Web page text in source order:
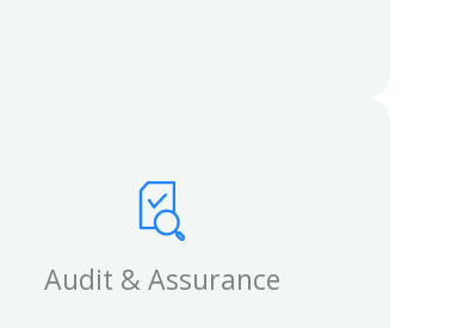
Audit & Assurance